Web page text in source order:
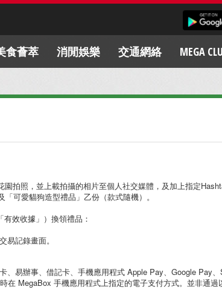
食薈萃 消閒娛樂 交通網絡 MEGA
拍照，並上載拍攝的相片至個人社交媒體，及加上指定
可愛貓狗造型禮品」乙份（款式隨機）。
效收據」）換領禮品：
記錄畫面。
、易辦事、借記卡、手機應用程式 Apple Pay、Google Pay
MegaBox 手機應用程式上指定的電子支付方式。並非通過